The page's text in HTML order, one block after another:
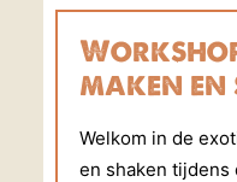
maken
Welkom in de
en shaken tijdens